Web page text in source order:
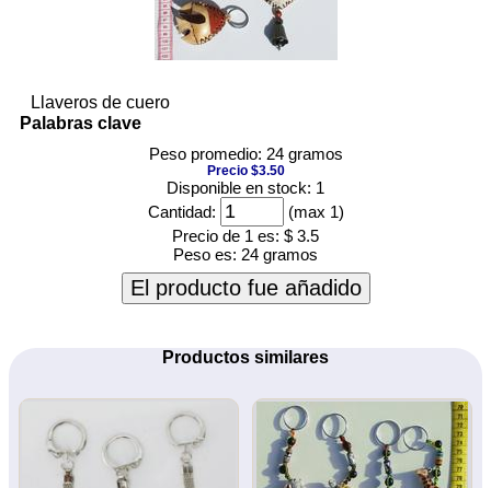
Llaveros de cuero
Palabras clave
Peso promedio: 24 gramos
Precio $3.50
Disponible en stock: 1
Cantidad:
(max 1)
Precio de 1 es: $ 3.5
Peso es: 24 gramos
El producto fue añadido
Productos similares